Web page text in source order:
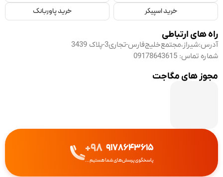
خرید اسپیکر
خرید پاوربانک
راه های ارتباطی
آدرس:شیراز،مجتمع‌خلیج‌فارس-تجاری3-پلاک 3439
شماره تماس: 09178643615
مجوز های مگاجت
9178643615
98+
پاسخگوی پرسش‌های شما هستیم...